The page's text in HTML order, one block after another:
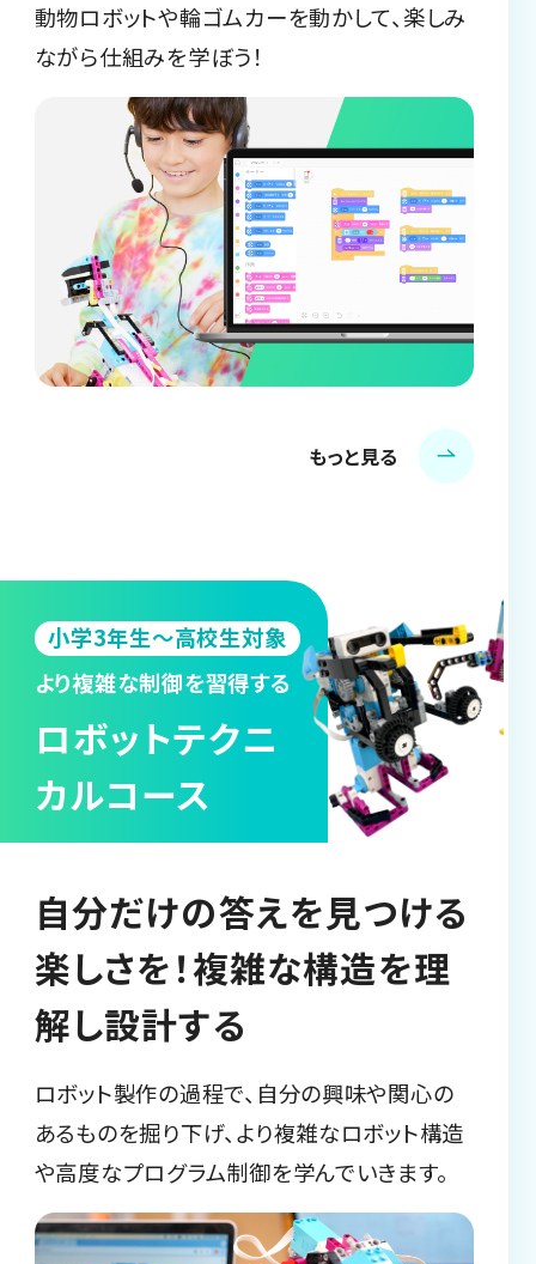
動物ロボットや輪ゴムカーを動かして、楽しみ
ながら仕組みを学ぼう！
もっと見る
小学3年生～高校生対象
より複雑な制御を習得する
ロボットテクニ
カルコース
自分だけの答えを見つける
楽しさを！複雑な構造を理
解し設計する
ロボット製作の過程で、自分の興味や関心の
あるものを掘り下げ、より複雑なロボット構造
や高度なプログラム制御を学んでいきます。